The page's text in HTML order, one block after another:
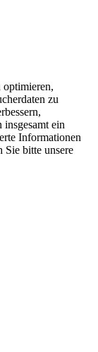
optimieren,
zu
insgesamt ein
Informationen
Sie bitte unsere